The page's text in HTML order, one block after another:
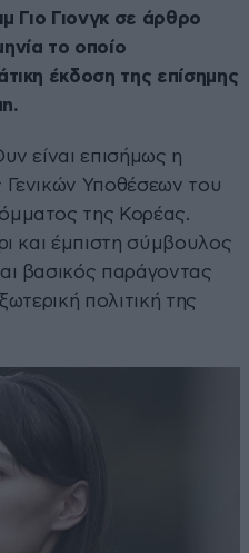
Γιο Γιονγκ σε άρθρο
το οποίο
έκδοση της επίσημης
είναι επισήμως η
Γενικών Υποθέσεων του
της Κορέας.
και έμπιστη σύμβουλος
βασικός παράγοντας
πολιτική της